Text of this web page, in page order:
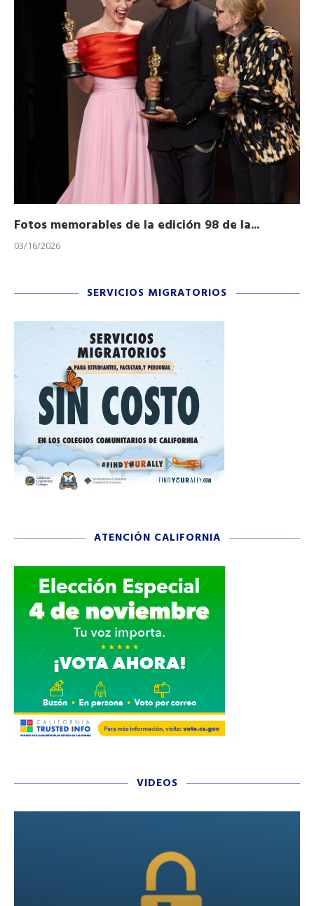
Fotos memorables de la edición 98 de la...
03/16/2026
SERVICIOS MIGRATORIOS
ATENCIÓN CALIFORNIA
VIDEOS